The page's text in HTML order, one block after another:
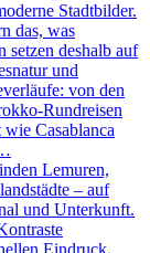
Stadtbilder.
das, was
setzen deshalb auf
und
von den
Rundreisen
Casablanca
Lemuren,
– auf
und Unterkunft.
Eindruck.